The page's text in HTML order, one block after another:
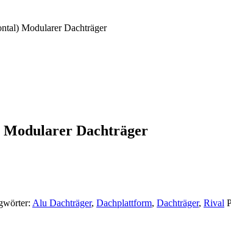
Modularer Dachträger
Dachträger
Alu Dachträger, Dachplattform, Dachträger, Rival